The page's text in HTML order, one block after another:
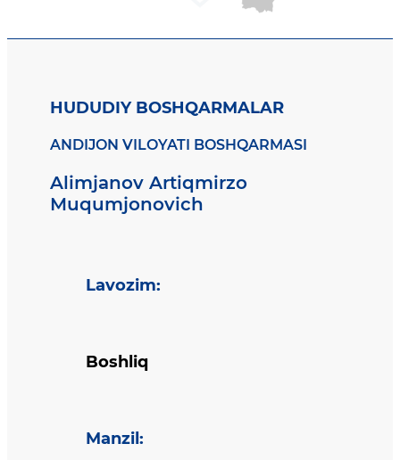
HUDUDIY BOSHQARMALAR
ANDIJON VILOYATI BOSHQARMASI
Alimjanov Artiqmirzo
Muqumjonovich
Lavozim:
Boshliq
Manzil :